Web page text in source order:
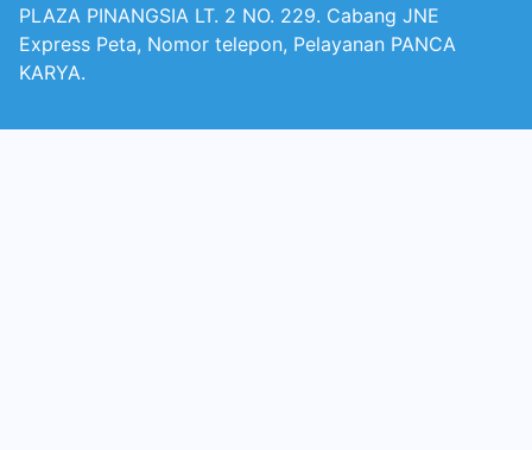
PLAZA PINANGSIA LT. 2 NO. 229. Cabang JNE
Express Peta, Nomor telepon, Pelayanan PANCA
KARYA.